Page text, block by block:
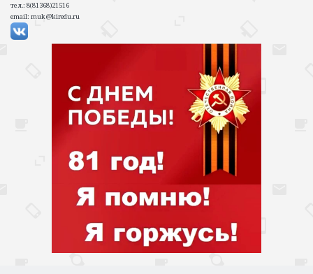
тел.: 8(81368)21516
email: muk@kiredu.ru